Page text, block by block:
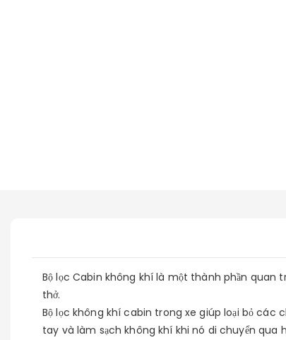
Bộ lọc Cabin không khí là một thành phần quan
thở.
Bộ lọc không khí cabin trong xe giúp loại bỏ các
tay và làm sạch không khí khi nó di chuyển qua